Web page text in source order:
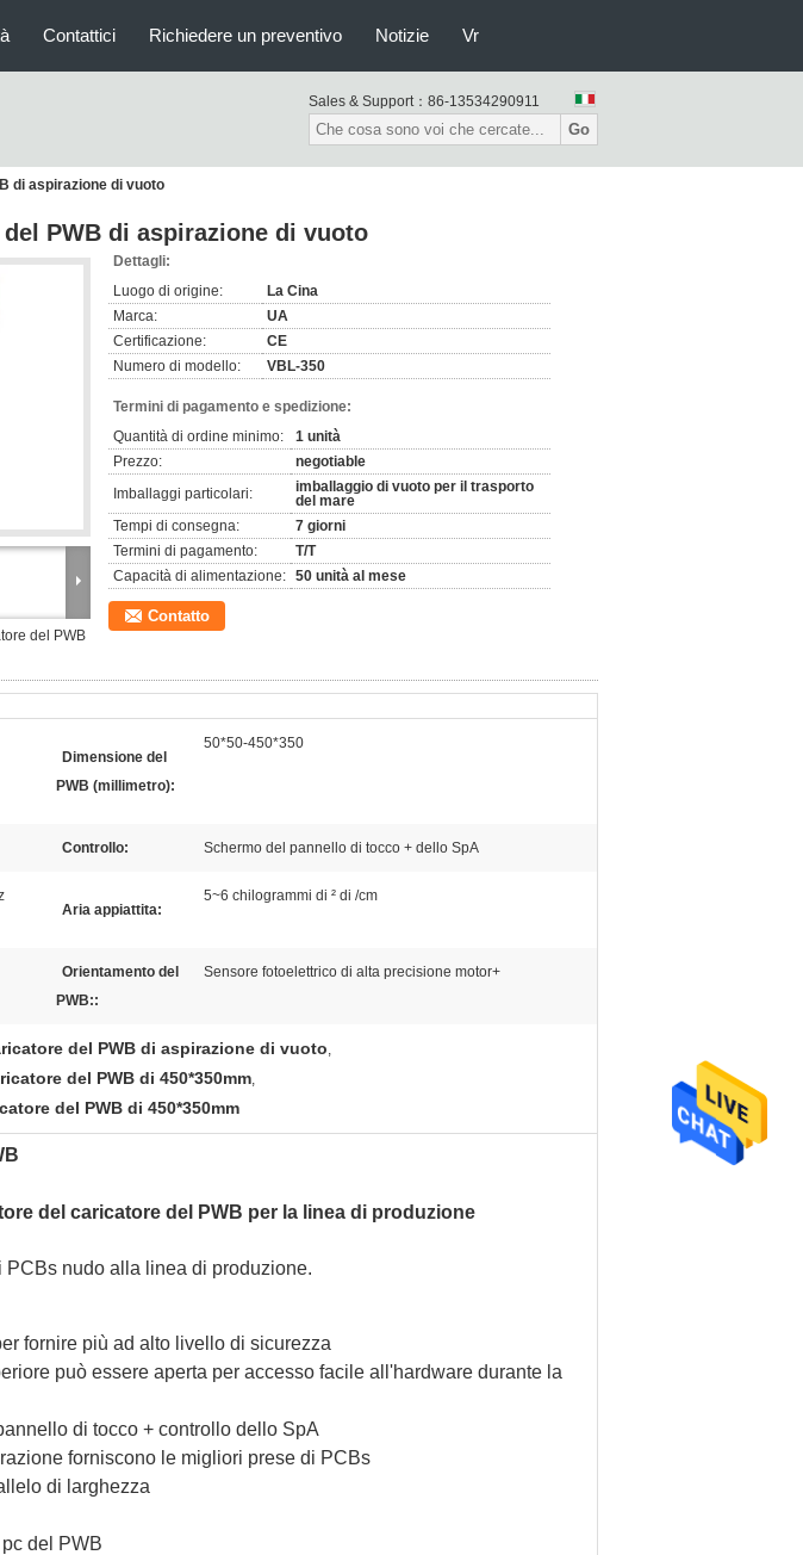
Contattici Richiedere un preventivo Notizie Vr
Sales & Support： 86-13534290911
Go
di aspirazione di vuoto
PWB di aspirazione di vuoto
del PWB
Dettagli:
Luogo di origine:
La Cina
Marca:
UA
Certificazione:
CE
Numero di modello:
VBL-350
Termini di pagamento e spedizione:
Quantità di ordine minimo:
1 unità
Prezzo:
negotiable
Imballaggi particolari:
imballaggio di vuoto per il trasporto
del mare
Tempi di consegna:
7 giorni
Termini di pagamento:
T/T
Capacità di alimentazione: 50 unità al mese
Contatto
Dimensione del
PWB (millimetro):
50*50-450*350
Controllo: Schermo del pannello di tocco + dello SpA
Aria appiattita:
5~6 chilogrammi di ² di /cm
Orientamento del
PWB::
Sensore fotoelettrico di alta precisione motor+
del PWB di aspirazione di vuoto,
del PWB di 450*350mm,
del PWB di 450*350mm
del caricatore del PWB per la linea di produzione
nudo alla linea di produzione.
fornire più ad alto livello di sicurezza
può essere aperta per accesso facile all'hardware durante la
di tocco + controllo dello SpA
forniscono le migliori prese di PCBs
di larghezza
del PWB